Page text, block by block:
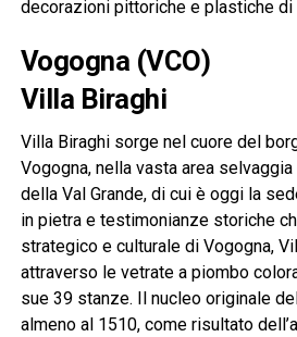
decorazioni pittoriche e plastiche di
Vogogna (VCO)
Villa Biraghi
Villa Biraghi sorge nel cuore del
Vogogna, nella vasta area
della Val Grande, di cui è oggi la
in pietra e testimonianze storiche
strategico e culturale di Vogogna,
attraverso le vetrate a piombo
sue 39 stanze. Il nucleo originale
almeno al 1510, come risultato